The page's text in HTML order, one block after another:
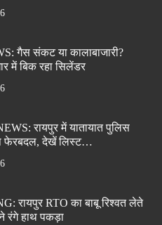
गैस संकट या कालाबाजारी?
में बिक रहा सिलेंडर
रायपुर में यातायात पुलिस
फेरबदल, देखें लिस्ट…
रायपुर RTO का बाबू रिश्वत लेते
रंगे हाथ पकड़ा